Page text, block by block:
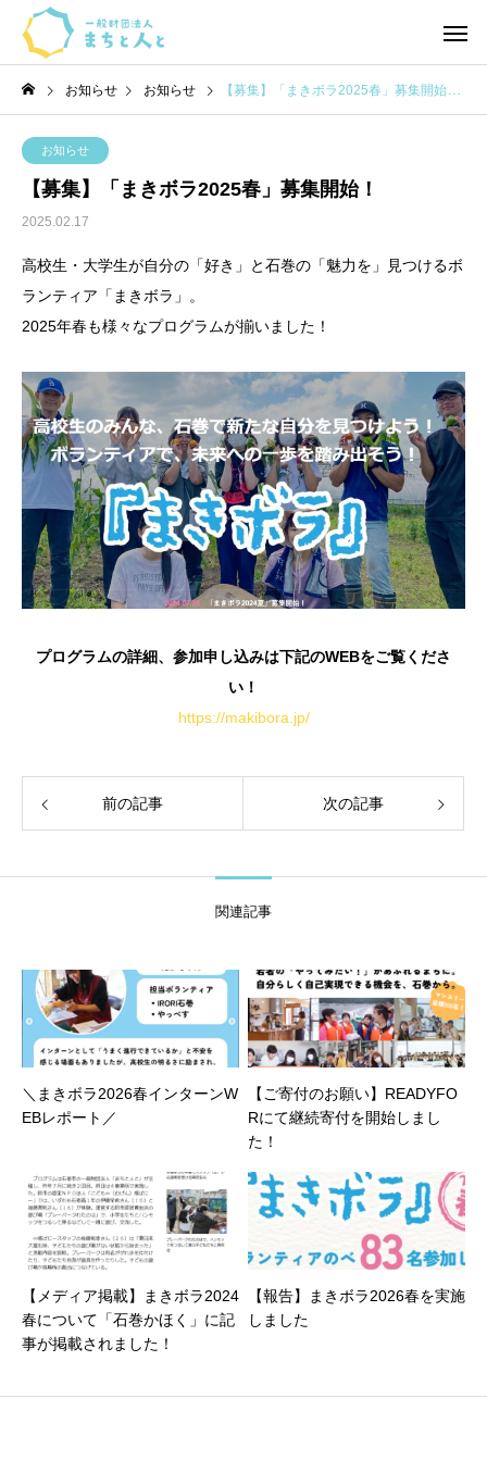
お知らせ お知らせ 【募集】「まきボラ2025春」募集開始！
お知らせ
【募集】「まきボラ2025春」募集開始！
2025.02.17
高校生・大学生が自分の「好き」と石巻の「魅力を」見つけるボ
ランティア「まきボラ」。
2025年春も様々なプログラムが揃いました！
プログラムの詳細、参加申し込みは下記のWEBをご覧くださ
い！
https://makibora.jp/
前の記事 次の記事
関連記事
＼まきボラ2026春インターンW
EBレポート／
【ご寄付のお願い】READYFO
Rにて継続寄付を開始しまし
た！
【メディア掲載】まきボラ2024
春について「石巻かほく」に記
事が掲載されました！
【報告】まきボラ2026春を実施
しました